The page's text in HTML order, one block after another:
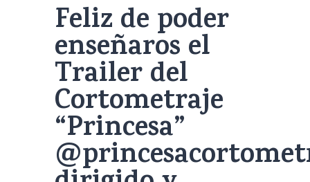
Feliz de poder
enseñaros el
Trailer del
Cortometraje
“Princesa”